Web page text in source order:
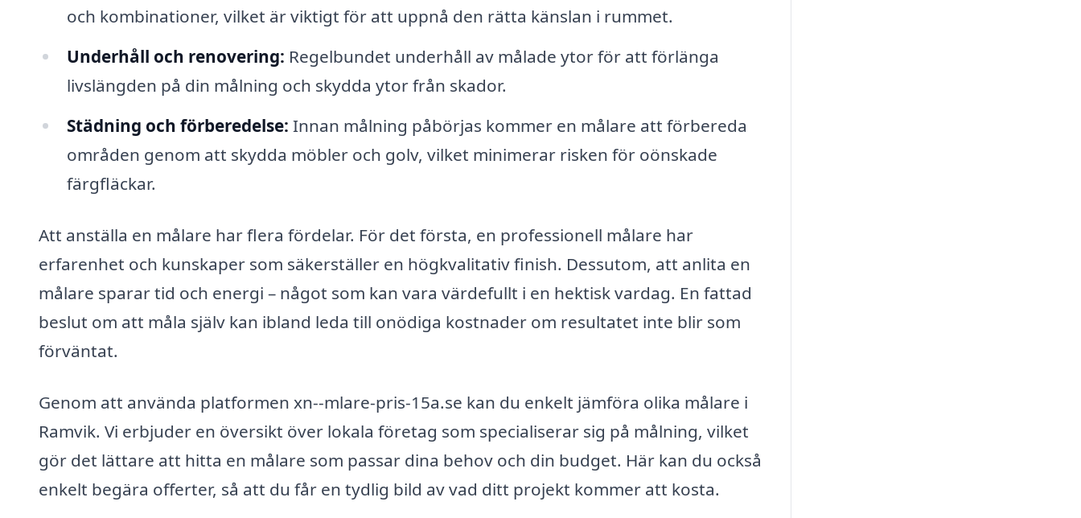
och kombinationer, vilket är viktigt för att uppnå den rätta känslan i rummet.
Underhåll och renovering: Regelbundet underhåll av målade ytor för att förlänga
livslängden på din målning och skydda ytor från skador.
Städning och förberedelse: Innan målning påbörjas kommer en målare att förbereda
områden genom att skydda möbler och golv, vilket minimerar risken för oönskade
färgfläckar.
Att anställa en målare har flera fördelar. För det första, en professionell målare har
erfarenhet och kunskaper som säkerställer en högkvalitativ finish. Dessutom, att anlita en
målare sparar tid och energi – något som kan vara värdefullt i en hektisk vardag. En fattad
beslut om att måla själv kan ibland leda till onödiga kostnader om resultatet inte blir som
förväntat.
Genom att använda platformen xn--mlare-pris-15a.se kan du enkelt jämföra olika målare i
Ramvik. Vi erbjuder en översikt över lokala företag som specialiserar sig på målning, vilket
gör det lättare att hitta en målare som passar dina behov och din budget. Här kan du också
enkelt begära offerter, så att du får en tydlig bild av vad ditt projekt kommer att kosta.